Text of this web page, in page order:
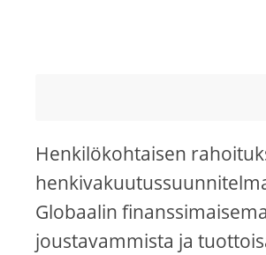
Henkilökohtaisen
Globaalin
joustavammista ja